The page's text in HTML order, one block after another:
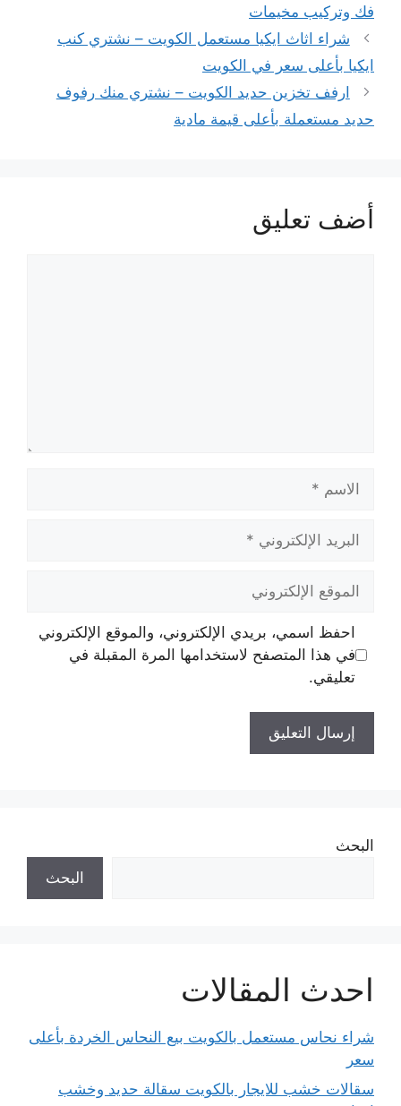
فك وتركيب مخيمات
شراء اثاث ايكيا مستعمل الكويت – نشتري كنب
ايكيا بأعلى سعر في الكويت
ارفف تخزين حديد الكويت – نشتري منك رفوف
حديد مستعملة بأعلى قيمة مادية
أضف تعليق
الاسم
البريد
الإلكتروني
الموقع
الإلكتروني
احفظ اسمي، بريدي الإلكتروني، والموقع الإلكتروني
في هذا المتصفح لاستخدامها المرة المقبلة في
تعليقي.
البحث
البحث
احدث المقالات
شراء نحاس مستعمل بالكويت بيع النحاس الخردة بأعلى
سعر
سقالات خشب للايجار بالكويت سقالة حديد وخشب